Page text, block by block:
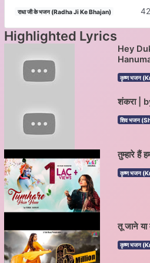
राधा जी के भजन (Radha Ji Ke Bhajan) 42
Highlighted Lyrics
Hey
कृष्ण भजन
शंकरा |
शिव भजन
तुम्हारे हैं
कृष्ण भजन
तू जाने
कृष्ण भजन